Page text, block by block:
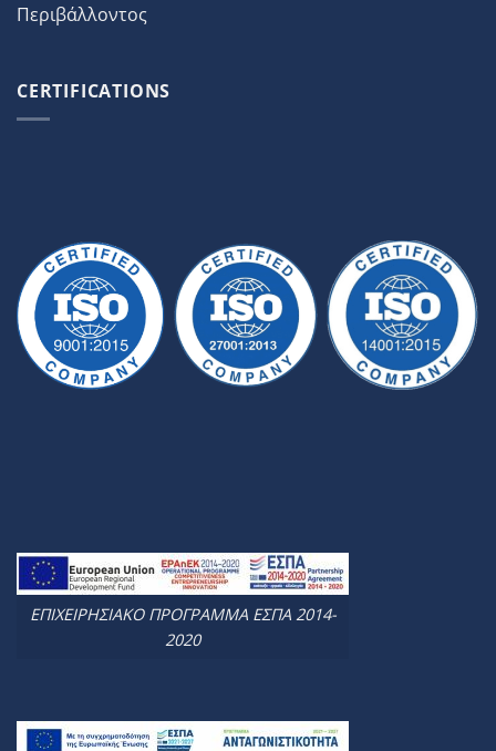
Περιβάλλοντος
CERTIFICATIONS
ΕΠΙΧΕΙΡΗΣΙΑΚΟ ΠΡΟΓΡΑΜΜΑ ΕΣΠΑ 2014-
2020